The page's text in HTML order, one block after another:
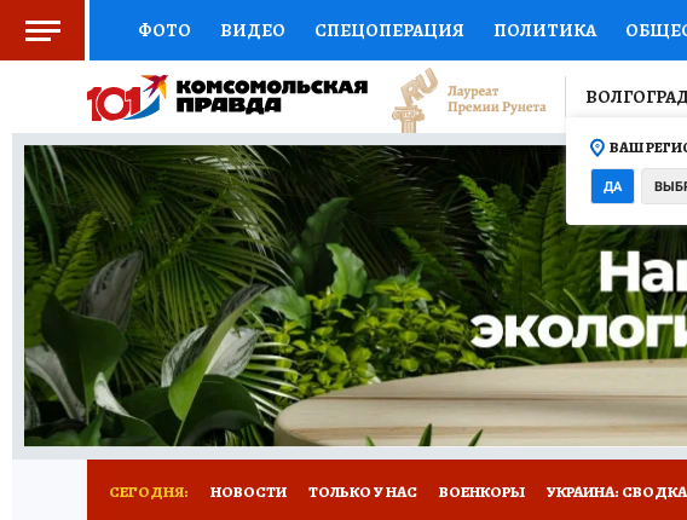
ФОТО ВИДЕО СПЕЦОПЕРАЦИЯ ПОЛИТИКА
СОЦПОДДЕРЖКА НАУКА СПОРТ КОЛУМНИСТЫ
ВЫБОР ЭКСПЕРТОВ ДОКТОР ФИНАНСЫ
КНИЖНАЯ ПОЛКА ПРОГНОЗЫ НА СПОРТ ПРОМОКОДЫ
ПРЕСС-ЦЕНТР НЕДВИЖИМОСТЬ ТЕЛЕВИЗОР
РАДИО КП РЕКЛАМА ТЕСТЫ НОВОЕ НА САЙТЕ
ВАШ
ДА
СЕГОДНЯ: НОВОСТИ ТОЛЬКО У НАС ВОЕНКОРЫ УКРАИНА: СВОДКА